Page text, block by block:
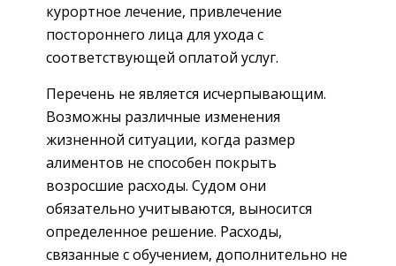
курортное лечение, привлечение
постороннего лица для ухода с
соответствующей оплатой услуг.
Перечень не является исчерпывающим.
Возможны различные изменения
жизненной ситуации, когда размер
алиментов не способен покрыть
возросшие расходы. Судом они
обязательно учитываются, выносится
определенное решение. Расходы,
связанные с обучением, дополнительно не